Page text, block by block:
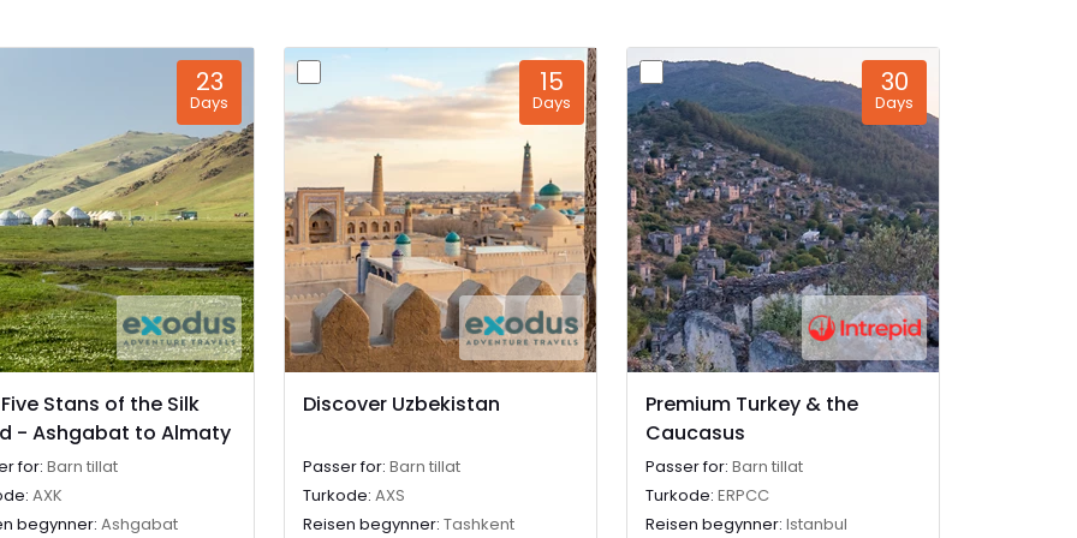
perler eller ta en
i Sentral-Asia vil du
et felles måltid,
Usbekistans
gjort noen inngrep i
på hver tur.
som sakte dukker
skjulte hjørner.
i Sentral-Asia.
23
Days
Stans of the Silk
- Ashgabat to Almaty
for: Barn tillat
AXK
begynner: Ashgabat
15
Days
Discover Uzbekistan
Passer for: Barn tillat
Turkode: AXS
Reisen begynner: Tashkent
30
Days
Premium Turkey & the
Caucasus
Passer for: Barn tillat
Turkode: ERPCC
Reisen begynner: Istanbul